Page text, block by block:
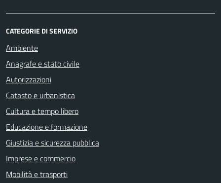
CATEGORIE DI SERVIZIO
Ambiente
Anagrafe e stato civile
Autorizzazioni
Catasto e urbanistica
Cultura e tempo libero
Educazione e formazione
Giustizia e sicurezza pubblica
Imprese e commercio
Mobilità e trasporti